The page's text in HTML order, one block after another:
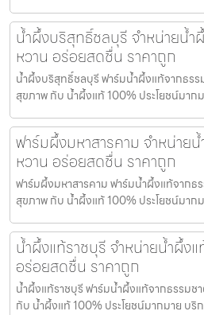
น้ำผึ้งบริสุทธิ์ชลบุรี จำหน่ายน้
หวาน อร่อยสดชื่น ราคาถูก
น้ำผึ้งบริสุทธิ์ชลบุรี ฟาร์มน้ำผึ้งแท้จากธรร
สุขภาพ กับ น้ำผึ้งแท้ 100% ประโยชน์มาก
ฟาร์มผึ้งมหาสารคาม จำหน่าย
หวาน อร่อยสดชื่น ราคาถูก
ฟาร์มผึ้งมหาสารคาม ฟาร์มน้ำผึ้งแท้จากธ
สุขภาพ กับ น้ำผึ้งแท้ 100% ประโยชน์มาก
น้ำผึ้งแท้ราชบุรี จำหน่ายน้ำผึ้ง
อร่อยสดชื่น ราคาถูก
น้ำผึ้งแท้ราชบุรี ฟาร์มน้ำผึ้งแท้จากธรรมช
กับ น้ำผึ้งแท้ 100% ประโยชน์มากมาย บริ